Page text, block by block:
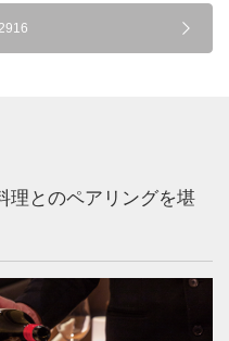
理とのペアリングを堪